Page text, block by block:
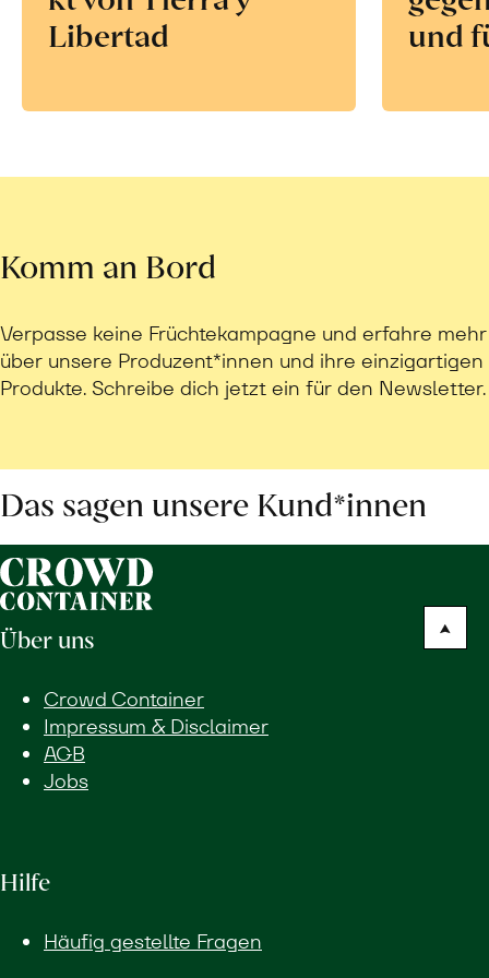
Libertad
und
Komm an Bord
Verpasse keine Früchtekampagne und erfahre mehr
über unsere Produzent*innen und ihre einzigartigen
Produkte. Schreibe dich jetzt ein für den Newsletter.
Das sagen unsere Kund*innen
Über uns
Crowd Container
Impressum & Disclaimer
AGB
Jobs
Hilfe
Häufig gestellte Fragen